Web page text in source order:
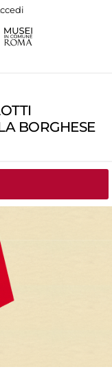
BORGHESE